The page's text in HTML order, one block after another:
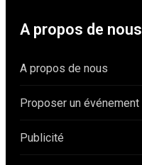
A propos de nous
A propos de nous
Proposer un événement
Publicité